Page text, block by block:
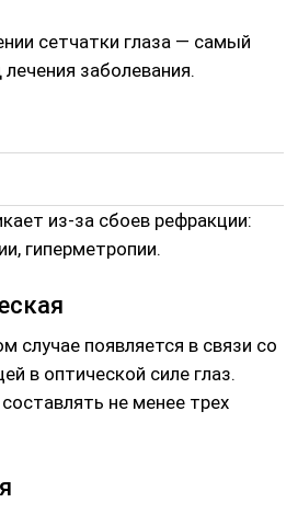
сетчатки глаза — самый
заболевания.
из-за сбоев рефракции:
гиперметропии.
случае появляется в связи со
в оптической силе глаз.
не менее трех